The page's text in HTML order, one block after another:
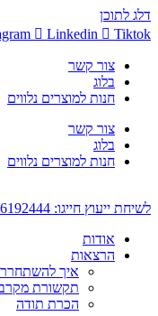
דלג לתוכן
Linkedin Tiktok
צור קשר
בלוג
חנות למוצרים נלווים
צור קשר
בלוג
חנות למוצרים נלווים
לשיחת ייעוץ חייגו: 052-6192444
אודות
הרצאות
איך
תקשורת
הכרת תודה